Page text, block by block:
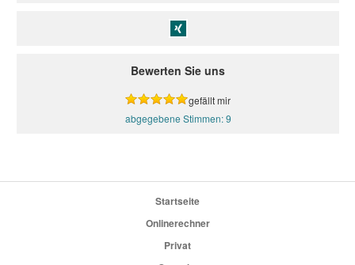
Bewerten Sie uns
gefällt mir
9
Startseite
Onlinerechner
Privat